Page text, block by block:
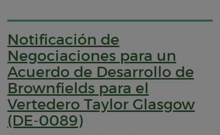
Notificación de
Negociaciones para un
Acuerdo de Desarrollo de
Brownfields para el
Vertedero Taylor Glasgow
(DE-0089)